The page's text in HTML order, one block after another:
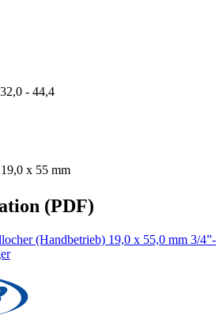
- 44,4
x 55 mm
(PDF)
(Handbetrieb) 19,0 x 55,0 mm 3/4”-